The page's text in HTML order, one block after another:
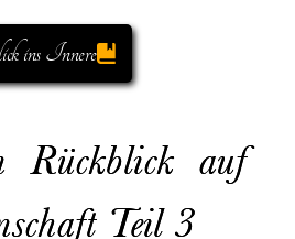
ins Innere
Rückblick auf
Teil 3